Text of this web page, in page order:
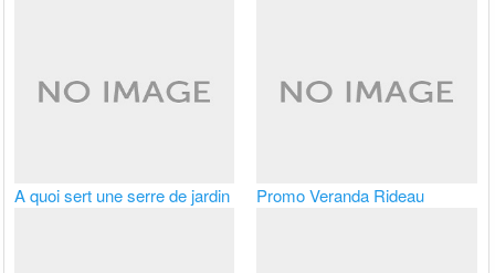
A quoi sert une serre de jardin Promo Veranda Rideau